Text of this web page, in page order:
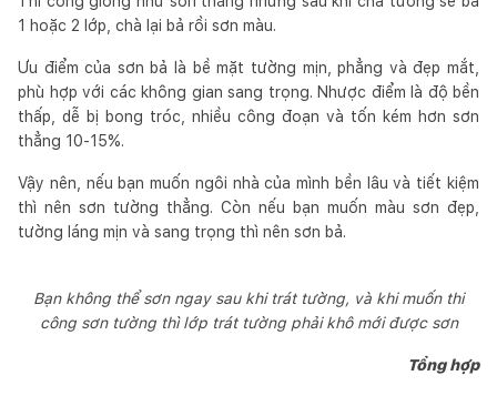
1 hoặc 2 lớp, chà lại bả rồi sơn màu.
Ưu điểm của sơn bả là bề mặt tường mịn, phẳng và đẹp mắt,
phù hợp với các không gian sang trọng. Nhược điểm là độ bền
thấp, dễ bị bong tróc, nhiều công đoạn và tốn kém hơn sơn
thẳng 10-15%.
Vậy nên, nếu bạn muốn ngôi nhà của mình bền lâu và tiết kiệm
thì nên sơn tường thẳng. Còn nếu bạn muốn màu sơn đẹp,
tường láng mịn và sang trọng thì nên sơn bả.
Bạn không thể sơn ngay sau khi trát tường, và khi muốn thi
công sơn tường thì lớp trát tường phải khô mới được sơn
Tổng hợp